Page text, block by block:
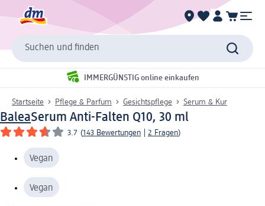
Suchen und finden
IMMERGÜNSTIG online einkaufen
Startseite Pflege & Parfum Gesichtspflege Serum & Kur
BaleaSerum Anti-Falten Q10, 30 ml
3.7 (143 Bewertungen 2 Fragen)
Vegan
Vegan